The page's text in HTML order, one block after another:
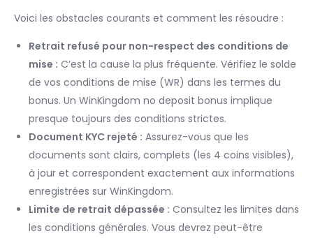
Voici les obstacles courants et comment les résoudre :
Retrait refusé pour non-respect des conditions de
mise : C’est la cause la plus fréquente. Vérifiez le solde
de vos conditions de mise (WR) dans les termes du
bonus. Un WinKingdom no deposit bonus implique
presque toujours des conditions strictes.
Document KYC rejeté : Assurez-vous que les
documents sont clairs, complets (les 4 coins visibles),
à jour et correspondent exactement aux informations
enregistrées sur WinKingdom.
Limite de retrait dépassée : Consultez les limites dans
les conditions générales. Vous devrez peut-être